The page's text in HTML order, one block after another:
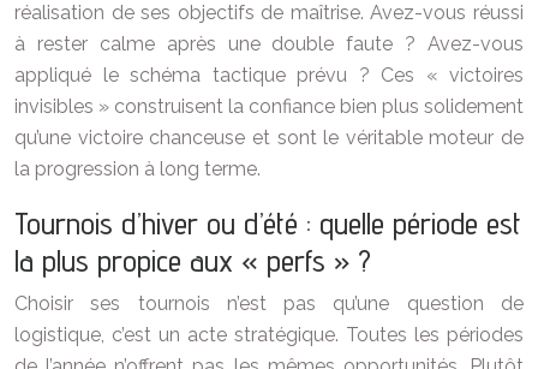
réalisation de ses objectifs de maîtrise. Avez-vous réussi
à rester calme après une double faute ? Avez-vous
appliqué le schéma tactique prévu ? Ces « victoires
invisibles » construisent la confiance bien plus solidement
qu’une victoire chanceuse et sont le véritable moteur de
la progression à long terme.
Tournois d’hiver ou d’été : quelle période est
la plus propice aux « perfs » ?
Choisir ses tournois n’est pas qu’une question de
logistique, c’est un acte stratégique. Toutes les périodes